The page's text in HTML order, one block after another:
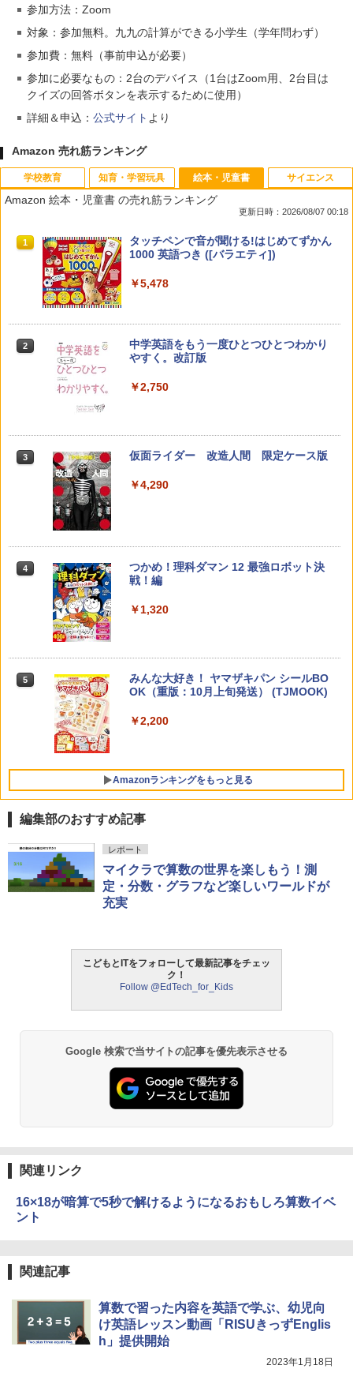
参加方法：Zoom
対象：参加無料。九九の計算ができる小学生（学年問わず）
参加費：無料（事前申込が必要）
参加に必要なもの：2台のデバイス（1台はZoom用、2台目は
クイズの回答ボタンを表示するために使用）
詳細＆申込： 公式サイト より
Amazon 売れ筋ランキング
学校教育
1 先生のためのGoogle AI完全攻略図鑑
2 子どもが変わる魔法の言葉
￥2,200
3
カウンセリングとは何か 変化するという
4
「ことばで伝える」ができない子どもた
ち 誰が〈ことばの力〉を育てるのか
￥1,870
5
ゼロからわかる！ みるみる図形に強く
なるマンガ
￥1,430
知育・学習玩具
1
Amazon Fire HD 10 キッズモデル (10イ
ンチ) ピンク 対象年齢3歳から 数千点の
2
パイロット スイスイおえかき for Study
何回も書ける! れんしゅうボード ひらが
な・カタカナ・すうじ・ABC 3歳以上 知
育
【くもん出版公式特別セット】くもん出
版(KUMON PUBLISHING) くもんの日本
￥4,046
Amazon Fire HD 10 キッズプロ (10イン
ンツが1年間使い放題
￥26,980
上 KUMON LK-10
￥2,127
絵本・児童書
Amazon 絵本・児童書 の売れ筋ランキング
更新日時：2026/08/07 00:18
1
タッチペンで音が聞ける!はじめてずかん
1000 英語つき ([バラエティ])
￥5,478
2
中学英語をもう一度ひとつひとつわかり
やすく。改訂版
￥2,750
3 仮面ライダー 改造人間 限定ケース版
￥4,290
4
つかめ！理科ダマン 12 最強ロボット決
戦！編
￥1,320
5
みんな大好き！ ヤマザキパン シールBO
OK（重版：10月上旬発送） (TJMOOK)
￥2,200
Amazonランキングをもっと見る
サイエンス
1
ThinkFun ボードゲーム 「サーキット・
メイズ」 配線回路をプログラミングする
日本語説明書付 8歳~ 76341 誕生日 クリ
スマス
モルカ: 原子・分子に強くなるカードゲ
ーム
物理実験モデル楽器電磁気教材を教える
ダルトンボード/ゴルトンボード物理学、
Galtonplatteの物理的な機器
クリエイティブトイビルド、シンプルな
￥849
Fernrohr:実験用キャビネット
編集部のおすすめ記事
レポート
マイクラで算数の世界を楽しもう！測
定・分数・グラフなど楽しいワールドが
充実
こどもとITをフォローして最新記事をチェッ
ク！
Follow @EdTech_for_Kids
Google 検索で当サイトの記事を優先表示させる
関連リンク
16×18が暗算で5秒で解けるようになるおもしろ算数イベ
ント
関連記事
算数で習った内容を英語で学ぶ、幼児向
け英語レッスン動画「RISUきっずEnglis
h」提供開始
2023年1月18日